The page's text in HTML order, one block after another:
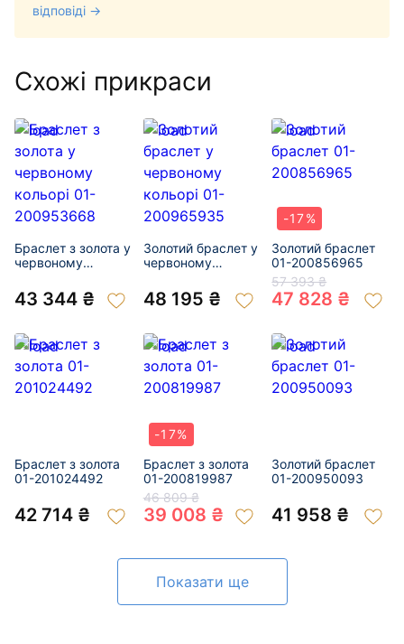
відповіді →
Схожі прикраси
Браслет з золота у
червоному
200953668
43 344 ₴
Золотий браслет у
червоному
200965935
48 195 ₴
-17%
Золотий браслет
01-200856965
57 393 ₴
47 828 ₴
Браслет з золота
01-201024492
42 714 ₴
-17%
Браслет з золота
01-200819987
46 809 ₴
39 008 ₴
Золотий браслет
01-200950093
41 958 ₴
Показати ще